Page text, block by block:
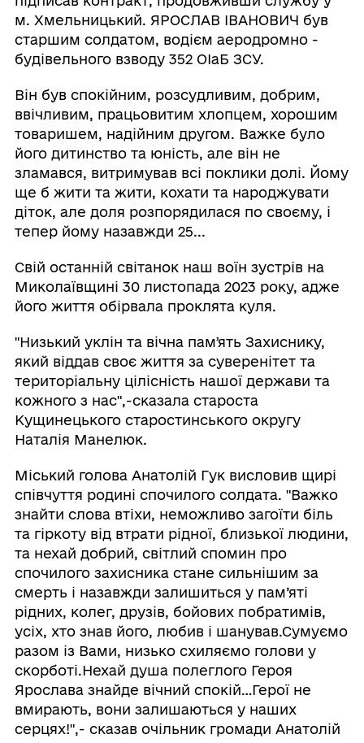
м. Хмельницький. ЯРОСЛАВ ІВАНОВИЧ був
старшим солдатом, водієм аеродромно -
будівельного взводу 352 ОІаБ ЗСУ.
Він був спокійним, розсудливим, добрим,
ввічливим, працьовитим хлопцем, хорошим
товаришем, надійним другом. Важке було
його дитинство та юність, але він не
зламався, витримував всі поклики долі. Йому
ще б жити та жити, кохати та народжувати
діток, але доля розпорядилася по своєму, і
тепер йому назавжди 25...
Свій останній світанок наш воїн зустрів на
Миколаївщині 30 листопада 2023 року, адже
його життя обірвала проклята куля.
"Низький уклін та вічна памʼять Захиснику,
який віддав своє життя за суверенітет та
територіальну цілісність нашої держави та
кожного з нас",-сказала староста
Кущинецького старостинського округу
Наталія Манелюк.
Міський голова Анатолій Гук висловив щирі
співчуття родині спочилого солдата. "Важко
знайти слова втіхи, неможливо загоїти біль
та гіркоту від втрати рідної, близької людини,
та нехай добрий, світлий спомин про
спочилого захисника стане сильнішим за
смерть і назавжди залишиться у пам’яті
рідних, колег, друзів, бойових побратимів,
усіх, хто знав його, любив і шанував.Сумуємо
разом із Вами, низько схиляємо голови у
скорботі.Нехай душа полеглого Героя
Ярослава знайде вічний спокій…Герої не
вмирають, вони залишаються у наших
серцях!",- сказав очільник громади Анатолій